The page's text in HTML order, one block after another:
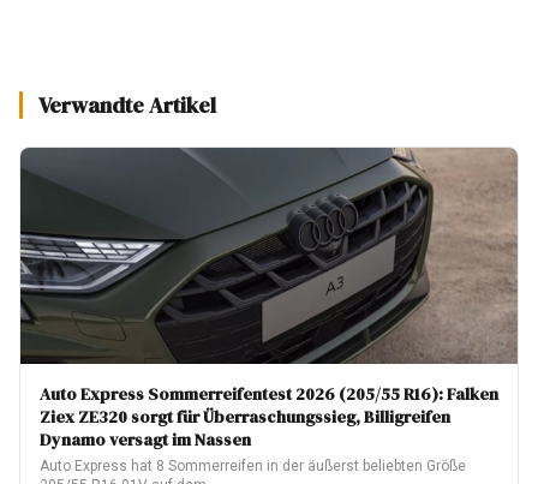
Verwandte Artikel
Auto Express Sommerreifentest 2026 (205/55 R16): Falken
Ziex ZE320 sorgt für Überraschungssieg, Billigreifen
Dynamo versagt im Nassen
Auto Express hat 8 Sommerreifen in der äußerst beliebten Größe